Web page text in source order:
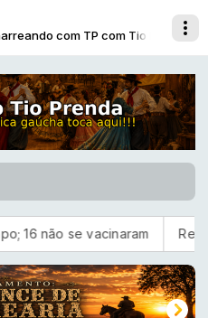
com TP com Tio Prenda
da Bossoroca [De Lima e Leninha
com Pedro Missioneiro
16 não se vacinaram